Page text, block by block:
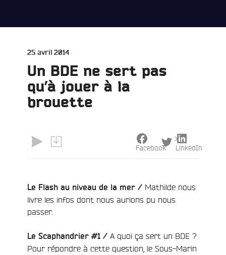
Publié
25 avril 2014
Un BDE ne sert pas
qu’à jouer à la
brouette
Le Flash au niveau de la mer / Mathilde nous
livre les infos dont nous aurions pu nous
passer.
Le Scaphandrier #1 / A quoi ça sert un BDE ?
Pour répondre à cette question, le Sous-Marin
Facebook
X
LinkedIn